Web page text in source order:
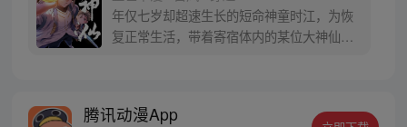
年仅七岁却超速生长的短命神童时江，为恢
复正常生活，带着寄宿体内的某位大神仙闯
腾讯动漫App